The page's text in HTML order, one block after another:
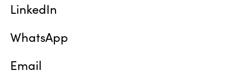
LinkedIn
WhatsApp
Email